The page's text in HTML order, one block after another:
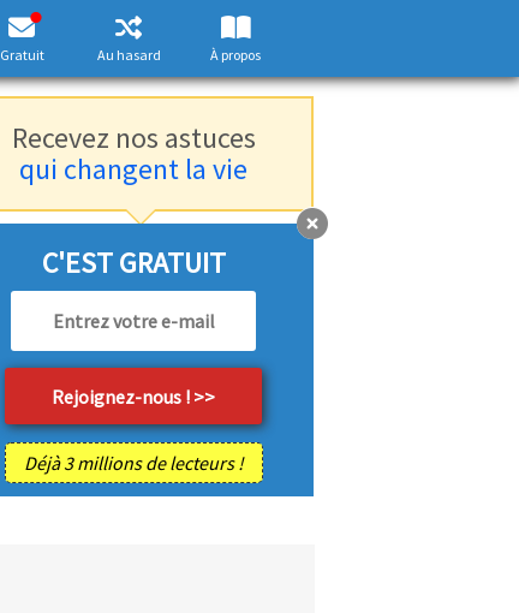
Gratuit Au hasard À propos
Recevez nos astuces
qui changent la vie
C'EST GRATUIT
Déjà 3 millions de lecteurs !